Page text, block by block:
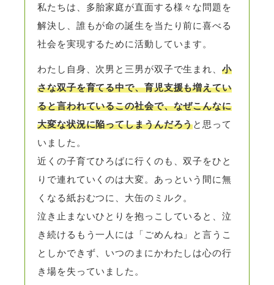
私たちは、多胎家庭が直面する様々な問題を
解決し、誰もが命の誕生を当たり前に喜べる
社会を実現するために活動しています。
わたし自身、次男と三男が双子で生まれ、小
さな双子を育てる中で、育児支援も増えてい
ると言われているこの社会で、なぜこんなに
大変な状況に陥ってしまうんだろうと思って
いました。
近くの子育てひろばに行くのも、双子をひと
りで連れていくのは大変。あっという間に無
くなる紙おむつに、大缶のミルク。
泣き止まないひとりを抱っこしていると、泣
き続けるもう一人には「ごめんね」と言うこ
としかできず、いつのまにかわたしは心の行
き場を失っていました。